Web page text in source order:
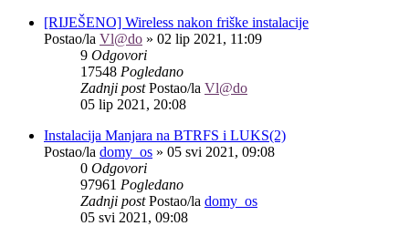
[RIJEŠENO] Wireless nakon friške instalacije
Postao/la Vl@do » 02 lip 2021, 11:09
9 Odgovori
17548 Pogledano
Zadnji postPostao/la Vl@do
05 lip 2021, 20:08
Instalacija Manjara na BTRFS i LUKS(2)
Postao/la domy_os » 05 svi 2021, 09:08
0 Odgovori
97961 Pogledano
Zadnji postPostao/la domy_os
05 svi 2021, 09:08